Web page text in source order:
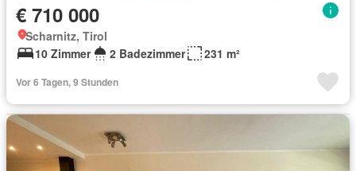
€ 710 000
Scharnitz, Tirol
10 Zimmer
2 Badezimmer 231 m²
Vor 6 Tagen, 9 Stunden